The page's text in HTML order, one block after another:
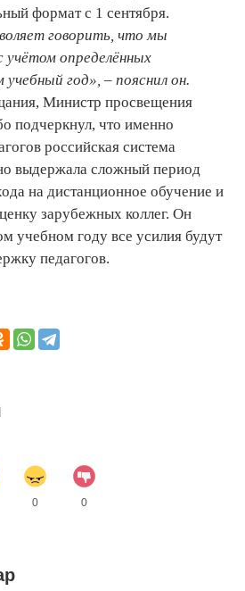
формат с 1 сентября.
говорить, что мы
учётом определённых
год», – пояснил он.
Министр просвещения
подчеркнул, что именно
российская система
выдержала сложный период
на дистанционное обучение и
зарубежных коллег. Он
учебном году все усилия будут
педагогов.
0 0